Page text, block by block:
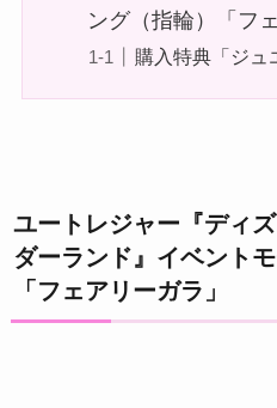
ング（指輪）「フ
購入特典「ジュ
ユートレジャー『ディ
ダーランド』イベント
「フェアリーガラ」